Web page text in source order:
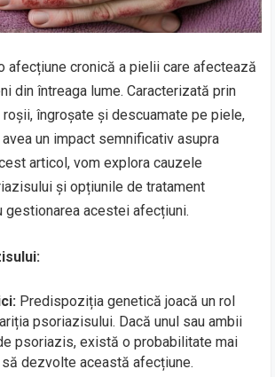
afecțiune cronică a pielii care afectează
din întreaga lume. Caracterizată prin
îngroșate și descuamate pe piele,
un impact semnificativ asupra
articol, vom explora cauzele
și opțiunile de tratament
gestionarea acestei afecțiuni.
Predispoziția genetică joacă un rol
psoriazisului. Dacă unul sau ambii
psoriazis, există o probabilitate mai
dezvolte această afecțiune.